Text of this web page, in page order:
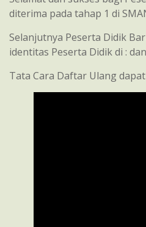
diterima pada tahap 1 di
Selanjutnya Peserta Didik
identitas Peserta Didik di : dan
Tata Cara Daftar Ulang